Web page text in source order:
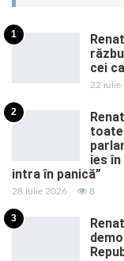
1
cei
22 iulie
2
ies
intra în panică”
28 iulie 2026 8
3